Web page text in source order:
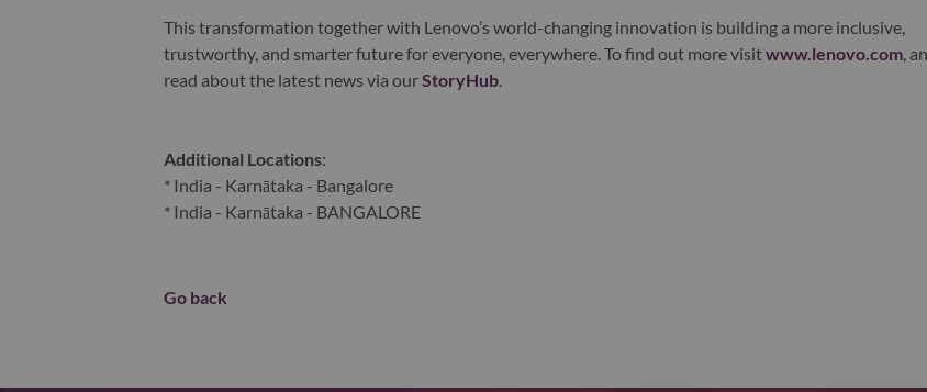
This transformation together with Lenovo’s world-changing innovation is building a more inclusive,
trustworthy, and smarter future for everyone, everywhere. To find out more visitwww.lenovo.com,
read about the latest news via ourStoryHub.
Additional Locations:
* India - Karnātaka - Bangalore
* India - Karnātaka - BANGALORE
Go back